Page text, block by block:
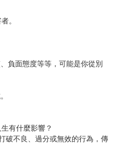
。
負面態度等等，可能是你從別
有什麼影響？
破不良、過分或無效的行為，傳